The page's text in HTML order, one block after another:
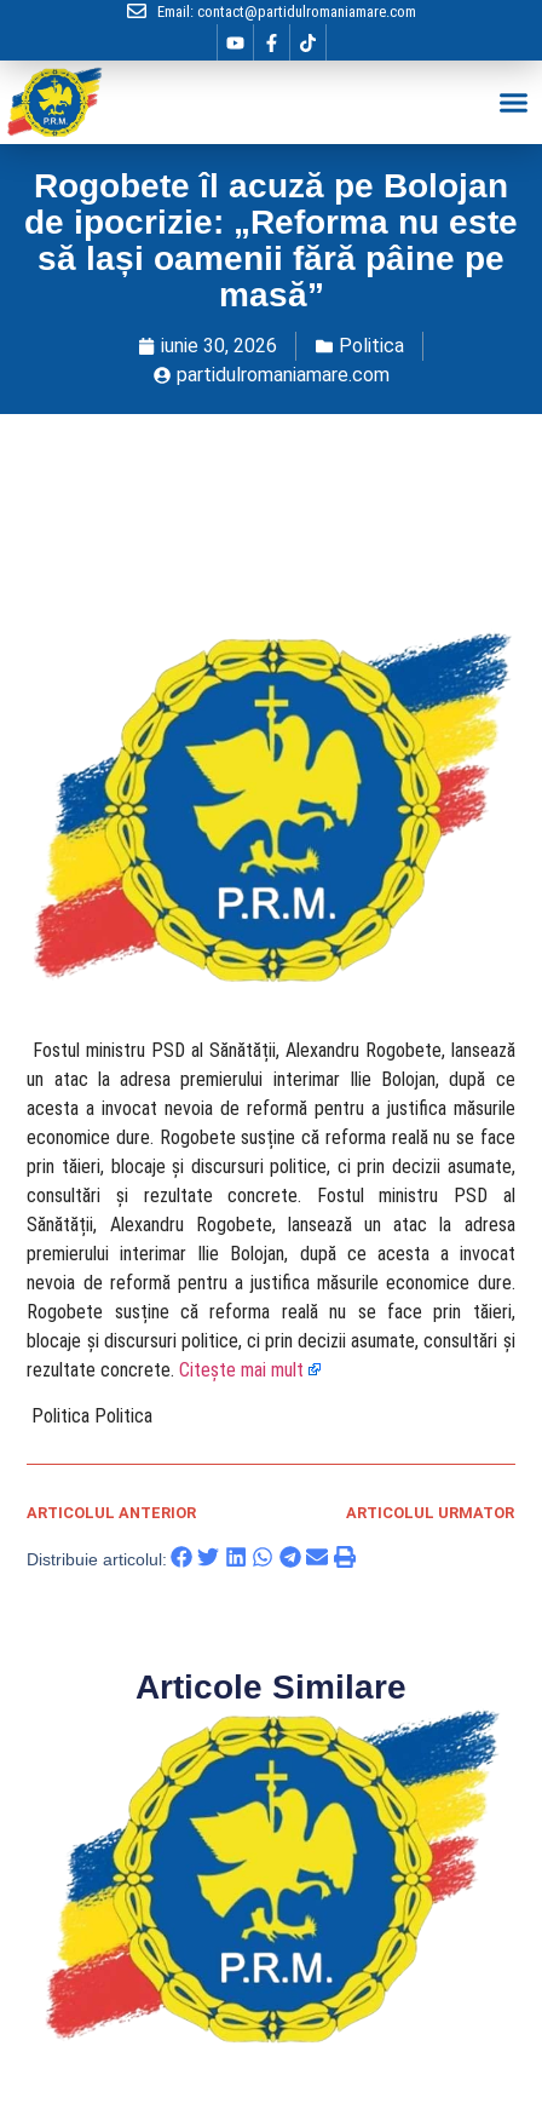
Email: contact@partidulromaniamare.com
Rogobete îl acuză pe Bolojan
de ipocrizie: „Reforma nu este
să lași oamenii fără pâine pe
masă”
iunie 30, 2026
Politica
partidulromaniamare.com
​ Fostul ministru PSD al Sănătății, Alexandru Rogobete, lansează
un atac la adresa premierului interimar Ilie Bolojan, după ce
acesta a invocat nevoia de reformă pentru a justifica măsurile
economice dure. Rogobete susține că reforma reală nu se face
prin tăieri, blocaje și discursuri politice, ci prin decizii asumate,
consultări și rezultate concrete. Fostul ministru PSD al
Sănătății, Alexandru Rogobete, lansează un atac la adresa
premierului interimar Ilie Bolojan, după ce acesta a invocat
nevoia de reformă pentru a justifica măsurile economice dure.
Rogobete susține că reforma reală nu se face prin tăieri,
blocaje și discursuri politice, ci prin decizii asumate, consultări și
rezultate concrete.Citește mai mult
​ Politica Politica
ARTICOLUL ANTERIOR ARTICOLUL URMATOR
Distribuie articolul:
Articole Similare